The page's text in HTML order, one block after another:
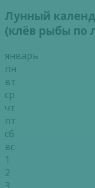
Лунный
(клёв рыбы по
январь
пн
вт
ср
чт
пт
сб
вс
1
2
3